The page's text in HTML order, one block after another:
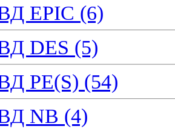
EPIC (6)
DES (5)
PE(S) (54)
NB (4)